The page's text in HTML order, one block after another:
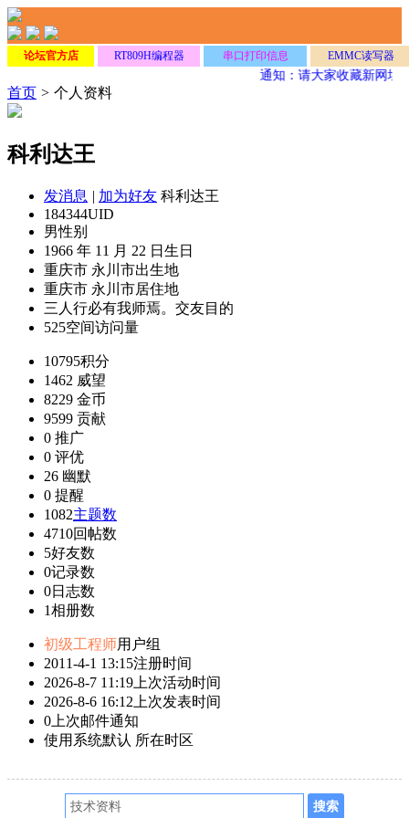
论坛官方店 RT809H编程器 串口打印信息 EMMC读写器
通知：请大家收藏新网址
首页 > 个人资料
科利达王
发消息 | 加为好友 科利达王
184344UID
男性别
1966 年 11 月 22 日 生日
重庆市 永川市出生地
重庆市 永川市居住地
三人行必有我师焉。 交友目的
525空间访问量
10795积分
1462 威望
8229 金币
9599 贡献
0 推广
0 评优
26 幽默
0 提醒
1082主题数
4710回帖数
5好友数
0记录数
0日志数
1相册数
初级工程师用户组
2011-4-1 13:15注册时间
2026-8-7 11:19 上次活动时间
2026-8-6 16:12 上次发表时间
0 上次邮件通知
使用系统默认 所在时区